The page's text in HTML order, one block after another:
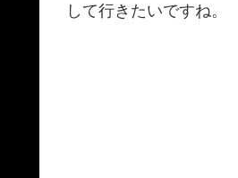
して行きたいですね。